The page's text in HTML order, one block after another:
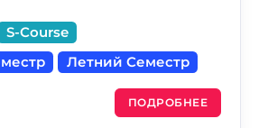
S-Course
Летний Семестр
ПОДРОБНЕЕ